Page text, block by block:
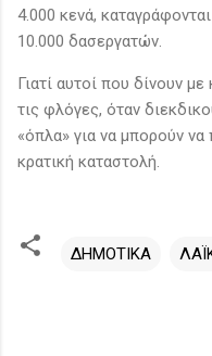
4.000 κενά,
10.000 δασεργατών.
Γιατί αυτοί που δίνουν
τις φλόγες, όταν
«όπλα» για να μπορούν να
κρατική καταστολή.
ΔΗΜΟΤΙΚΑ